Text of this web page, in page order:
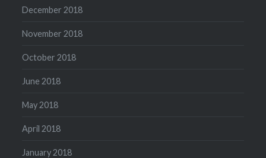
December 2018
November 2018
October 2018
June 2018
May 2018
April 2018
January 2018